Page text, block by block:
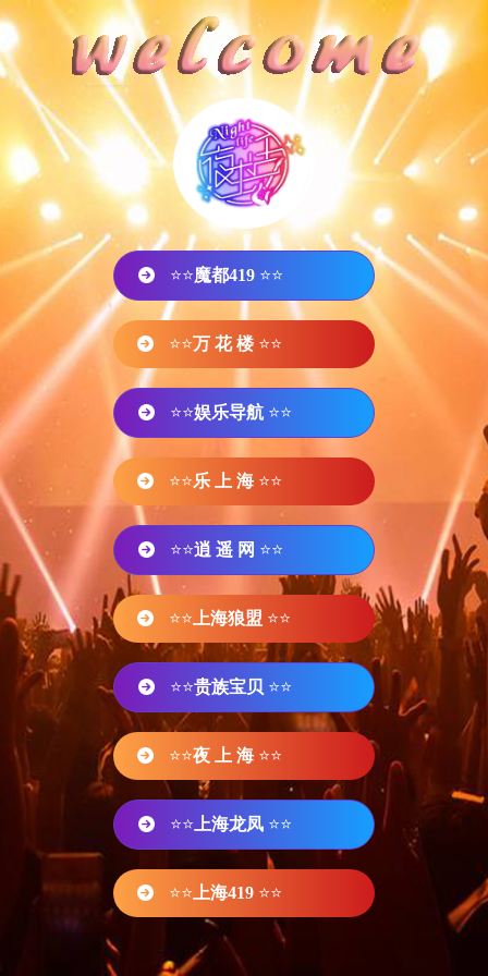
⭐⭐魔都419 ⭐⭐
⭐⭐万 花 楼 ⭐⭐
⭐⭐娱乐导航 ⭐⭐
⭐⭐乐 上 海 ⭐⭐
⭐⭐逍 遥 网 ⭐⭐
⭐⭐ 上海狼盟 ⭐⭐
⭐⭐贵族宝贝 ⭐⭐
⭐⭐夜 上 海 ⭐⭐
⭐⭐ 上海龙凤 ⭐⭐
⭐⭐ 上海419 ⭐⭐